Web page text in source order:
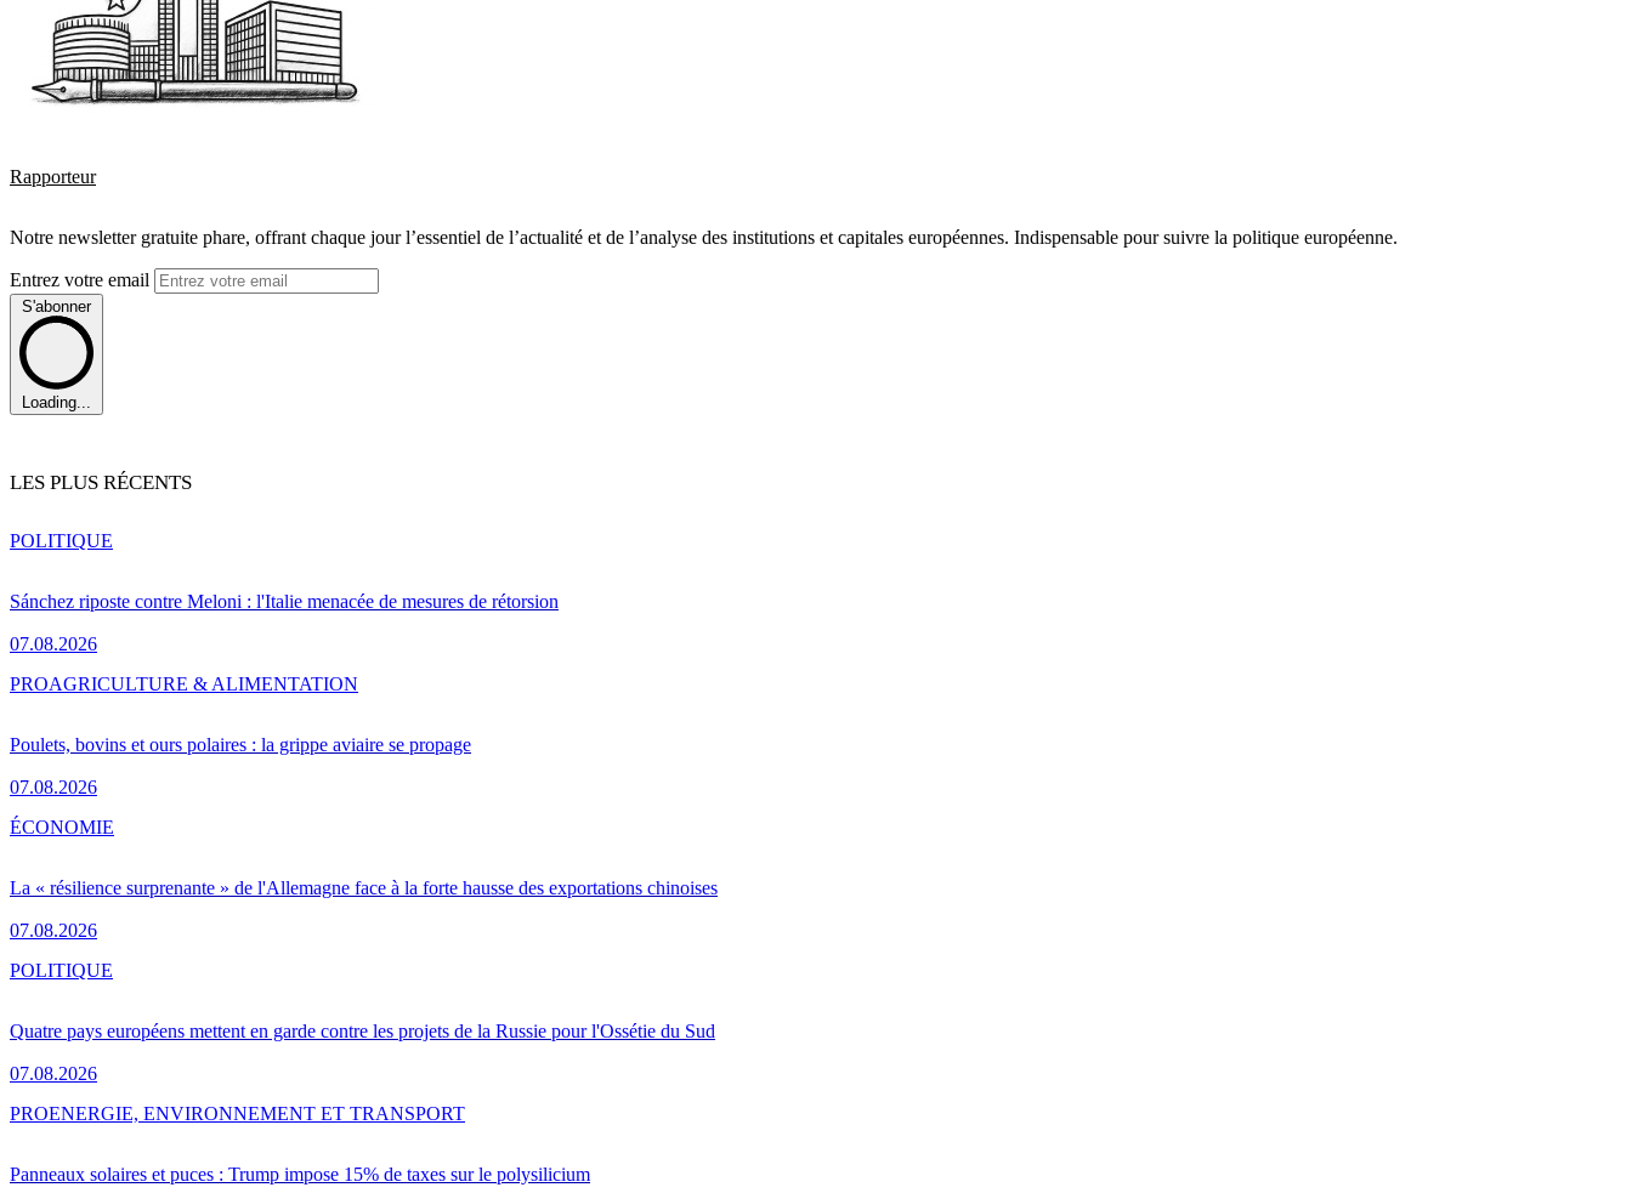
Rapporteur
Notre newsletter gratuite phare, offrant chaque jour l’essentiel de l’actualité et de l’analyse des institutions et capitales européennes. Indispensable pour suivre la politique européenne.
Entrez votre email
S'abonner
Loading...
LES PLUS RÉCENTS
Sánchez riposte contre Meloni : l'Italie menacée de mesures de rétorsion
07.08.2026
POLITIQUE
Poulets, bovins et ours polaires : la grippe aviaire se propage
07.08.2026
PROAGRICULTURE & ALIMENTATION
La « résilience surprenante » de l'Allemagne face à la forte hausse des exportations chinoises
07.08.2026
ÉCONOMIE
Quatre pays européens mettent en garde contre les projets de la Russie pour l'Ossétie du Sud
07.08.2026
POLITIQUE
Panneaux solaires et puces : Trump impose 15% de taxes sur le polysilicium
PROENERGIE, ENVIRONNEMENT ET TRANSPORT